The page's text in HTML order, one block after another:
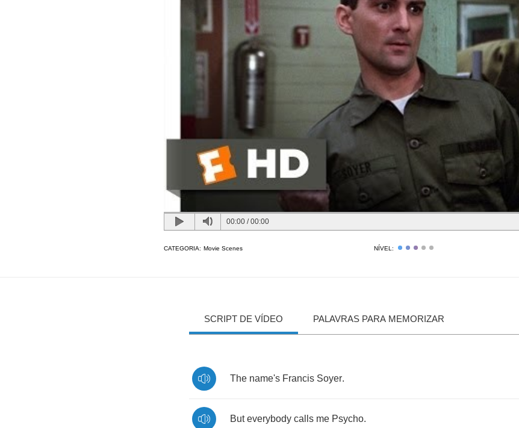
00:00 /00:00
CATEGORIA: Movie Scenes NÍVEL:
SCRIPT DE VÍDEO PALAVRAS PARA MEMORIZAR
The name's Francis Soyer.
But everybody calls me Psycho.